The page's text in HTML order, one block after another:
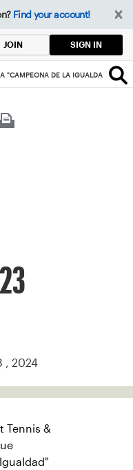
Find your account!
JOIN SIGN IN
"CAMPEONA DE LA IGUALDAD" EN
, 2024
Tennis &